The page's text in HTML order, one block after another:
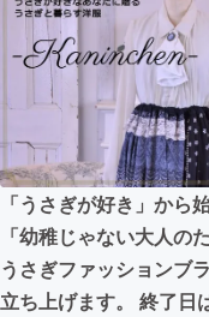
テクノロ
映像・映画
ビジネス・
まちづくり
CAMPFIRE for
「うさぎが好き」から
「幼稚じゃない大人の
うさぎファッションブ
立ち上げます。 終了日